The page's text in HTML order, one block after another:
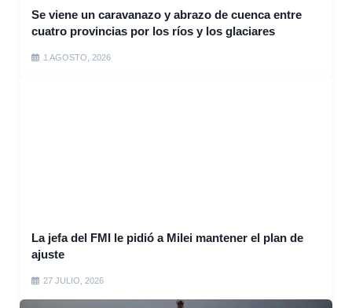
Se viene un caravanazo y abrazo de cuenca entre
cuatro provincias por los ríos y los glaciares
1 AGOSTO, 2026
La jefa del FMI le pidió a Milei mantener el plan de
ajuste
27 JULIO, 2026